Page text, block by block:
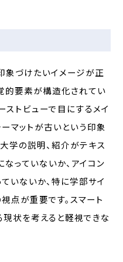
象づけたいイメージが正
的要素が構造化されてい
ストビューで目にするメイ
マットが古いという印象
学の説明、紹介がテキス
っていないか、アイコン
いないか、特に学部サイ
点が重要です。スマート
状を考えると軽視できな